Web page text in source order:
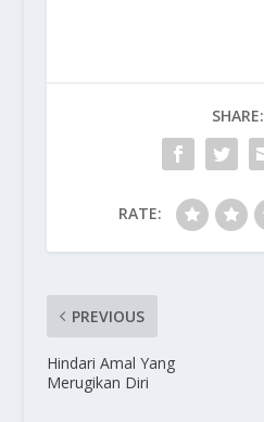
SHARE:
RATE:
PREVIOUS
Hindari Amal Yang
Merugikan Diri